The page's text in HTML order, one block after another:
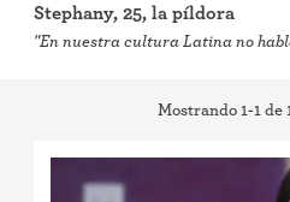
Anticonceptivos de
Stephany, 25, la píldora
"En nuestra cultura Latina no
Mostrando 1-1 de